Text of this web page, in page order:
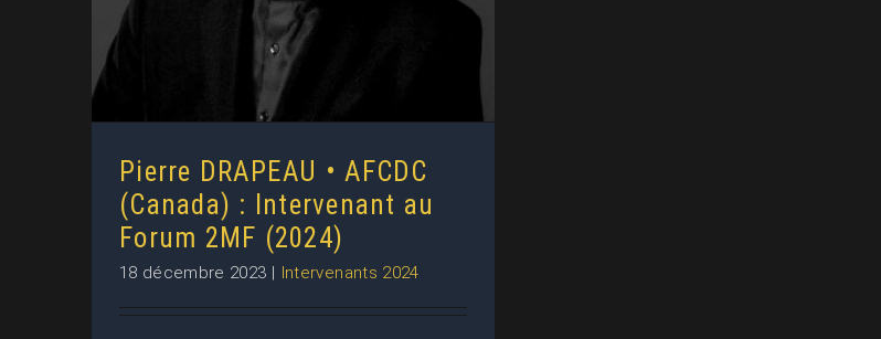
Pierre DRAPEAU • AFCDC
(Canada) : Intervenant au
Forum 2MF (2024)
18 décembre 2023 | Intervenants 2024